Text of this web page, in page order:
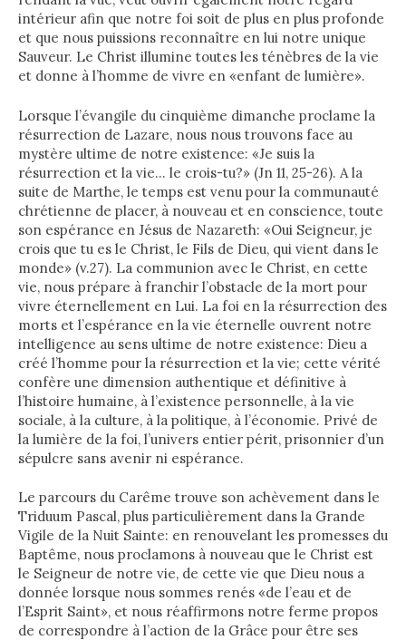
intérieur afin que notre foi soit de plus en plus profonde
et que nous puissions reconnaître en lui notre unique
Sauveur. Le Christ illumine toutes les ténèbres de la vie
et donne à l’homme de vivre en «enfant de lumière».
Lorsque l’évangile du cinquième dimanche proclame la
résurrection de Lazare, nous nous trouvons face au
mystère ultime de notre existence: «Je suis la
résurrection et la vie… le crois-tu?» (Jn 11, 25-26). A la
suite de Marthe, le temps est venu pour la communauté
chrétienne de placer, à nouveau et en conscience, toute
son espérance en Jésus de Nazareth: «Oui Seigneur, je
crois que tu es le Christ, le Fils de Dieu, qui vient dans le
monde» (v.27). La communion avec le Christ, en cette
vie, nous prépare à franchir l’obstacle de la mort pour
vivre éternellement en Lui. La foi en la résurrection des
morts et l’espérance en la vie éternelle ouvrent notre
intelligence au sens ultime de notre existence: Dieu a
créé l’homme pour la résurrection et la vie; cette vérité
confère une dimension authentique et définitive à
l’histoire humaine, à l’existence personnelle, à la vie
sociale, à la culture, à la politique, à l’économie. Privé de
la lumière de la foi, l’univers entier périt, prisonnier d’un
sépulcre sans avenir ni espérance.
Le parcours du Carême trouve son achèvement dans le
Triduum Pascal, plus particulièrement dans la Grande
Vigile de la Nuit Sainte: en renouvelant les promesses du
Baptême, nous proclamons à nouveau que le Christ est
le Seigneur de notre vie, de cette vie que Dieu nous a
donnée lorsque nous sommes renés «de l’eau et de
l’Esprit Saint», et nous réaffirmons notre ferme propos
de correspondre à l’action de la Grâce pour être ses